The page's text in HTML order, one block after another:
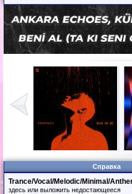
Справка
Trance/Vocal/Melodic/Minimal/
здесь или выложить недостающееся